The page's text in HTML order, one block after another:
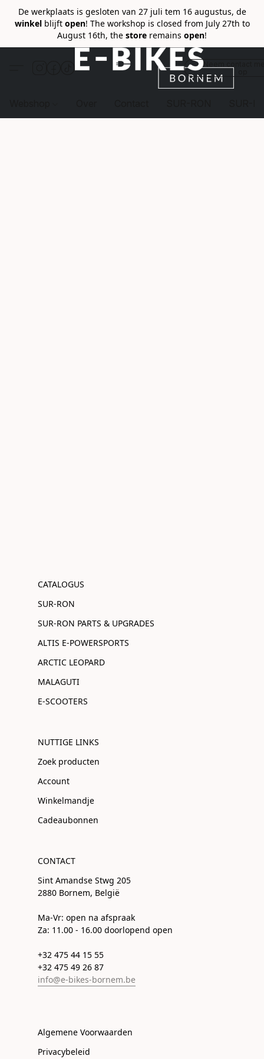
De werkplaats is gesloten van 27 juli tem 16 augustus, de
winkelblijft open! The workshop is closed from July 27th to
August 16th, the store remains open!
Neem contact
CATALOGUS
SUR-RON
SUR-RON PARTS & UPGRADES
ALTIS E-POWERSPORTS
ARCTIC LEOPARD
MALAGUTI
E-SCOOTERS
NUTTIGE LINKS
Zoek producten
Account
Winkelmandje
Cadeaubonnen
CONTACT
Sint Amandse Stwg 205
2880 Bornem, België
Ma-Vr: open na afspraak
Za: 11.00 - 16.00 doorlopend open
+32 475 44 15 55
+32 475 49 26 87
info@e-bikes-bornem.be
Algemene Voorwaarden
Privacybeleid